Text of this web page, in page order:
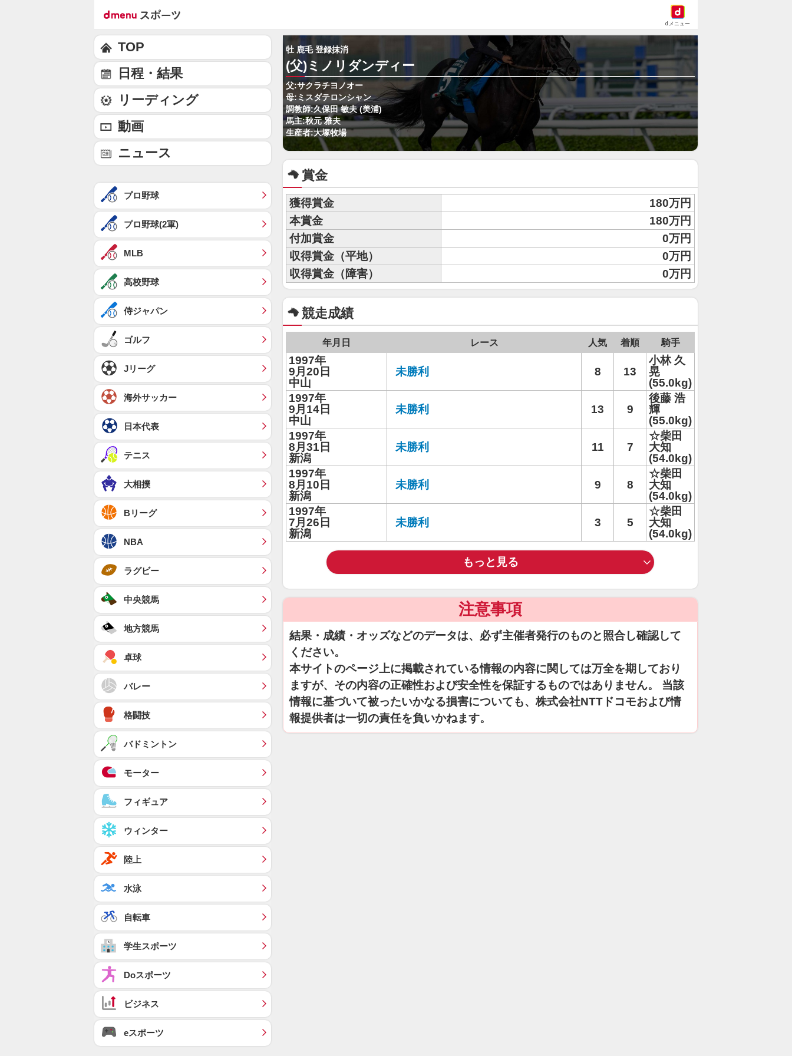
dメニュー
牡 鹿毛 登録抹消
(父)ミノリダンディー
父:サクラチヨノオー
母:ミスダテロンシャン
調教師:久保田 敏夫 (美浦)
馬主:秋元 雅夫
生産者:大塚牧場
賞金
獲得賞金
180万円
本賞金
180万円
付加賞金
0万円
収得賞金（平地）
0万円
収得賞金（障害）
0万円
競走成績
年月日 レース 人気 着順 騎手
1997年
9月20日
中山
未勝利 8 13
小林 久
晃
(55.0kg)
1997年
9月14日
中山
未勝利 13 9
後藤 浩
輝
(55.0kg)
1997年
8月31日
新潟
未勝利 11 7
☆柴田
大知
(54.0kg)
1997年
8月10日
新潟
未勝利 9 8
☆柴田
大知
(54.0kg)
1997年
7月26日
新潟
未勝利 3 5
☆柴田
大知
(54.0kg)
もっと見る
注意事項
結果・成績・オッズなどのデータは、必ず主催者発行のものと照合し確認して
ください。
本サイトのページ上に掲載されている情報の内容に関しては万全を期しており
ますが、その内容の正確性および安全性を保証するものではありません。 当該
情報に基づいて被ったいかなる損害についても、株式会社NTTドコモおよび情
報提供者は一切の責任を負いかねます。
TOP
日程・結果
リーディング
動画
ニュース
プロ野球
プロ野球(2軍)
MLB
高校野球
侍ジャパン
ゴルフ
Jリーグ
海外サッカー
日本代表
テニス
大相撲
Bリーグ
NBA
ラグビー
中央競馬
地方競馬
卓球
バレー
格闘技
バドミントン
モーター
フィギュア
ウィンター
陸上
水泳
自転車
学生スポーツ
Doスポーツ
ビジネス
eスポーツ